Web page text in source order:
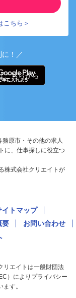
こちら＞
！／
こちらから
務原市・その他の求人
に、仕事探しに役立つ
株式会社クリエイトが
イトマップ
要
お問い合わせ
リエイトは一般財団法
）によりプライバシー
す。